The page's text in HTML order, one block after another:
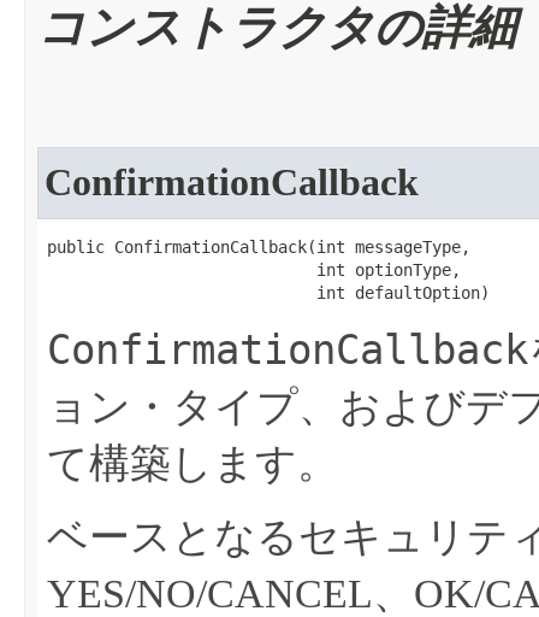
コンストラクタの詳細
ConfirmationCallback
public ConfirmationCallback​(int messageType,
                            int optionType,
                            int defaultOption)
ConfirmationCallback
ョン・タイプ、およびデ
て構築します。
ベースとなるセキュリテ
YES/NO/CANCEL、OK/